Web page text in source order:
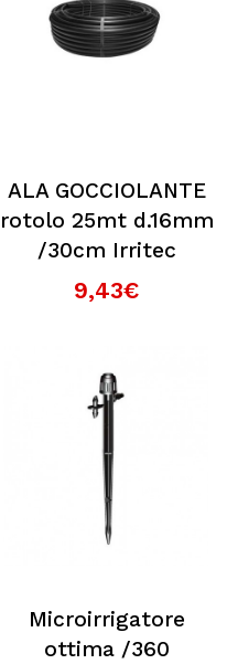
ALA GOCCIOLANTE
rotolo 25mt d.16mm
/30cm Irritec
9,43€
Microirrigatore
ottima /360